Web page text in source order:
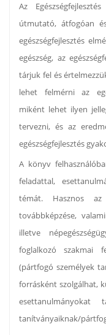
Az
útmutató, átfogóan
egészségfejlesztés
egészség, az
tárjuk fel és
lehet felmérni az
miként lehet ilyen
tervezni, és az
egészségfejlesztés
A könyv
feladattal,
témát. Hasznos az
továbbképzése,
illetve
foglalkozó szakmai
(pártfogó személyek
forrásként szolgálhat,
esettanulmányokat
tanítványaiknak/